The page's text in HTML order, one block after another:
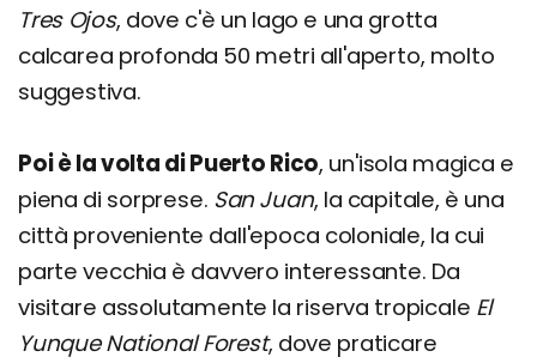
Tres Ojos, dove c'è un lago e una grotta
calcarea profonda 50 metri all'aperto, molto
suggestiva.
Poi è la volta di Puerto Rico, un'isola magica e
piena di sorprese. San Juan, la capitale, è una
città proveniente dall'epoca coloniale, la cui
parte vecchia è davvero interessante. Da
visitare assolutamente la riserva tropicale El
Yunque National Forest, dove praticare